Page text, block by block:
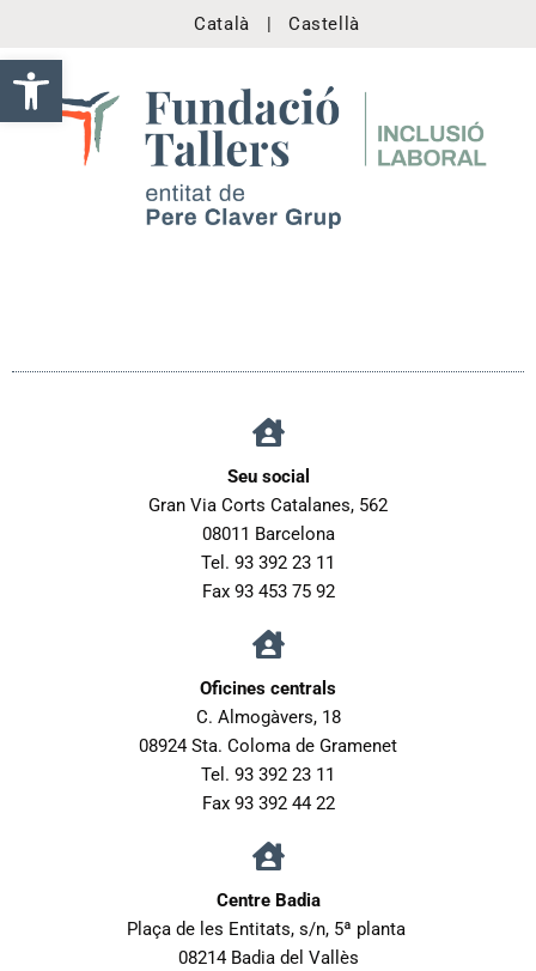
Obre la barra d'eines
Català | Castellà
Seu social
Gran Via Corts Catalanes, 562
08011 Barcelona
Tel. 93 392 23 11
Fax 93 453 75 92
Oficines centrals
C. Almogàvers, 18
08924 Sta. Coloma de Gramenet
Tel. 93 392 23 11
Fax 93 392 44 22
Centre Badia
Plaça de les Entitats, s/n, 5ª planta
08214 Badia del Vallès